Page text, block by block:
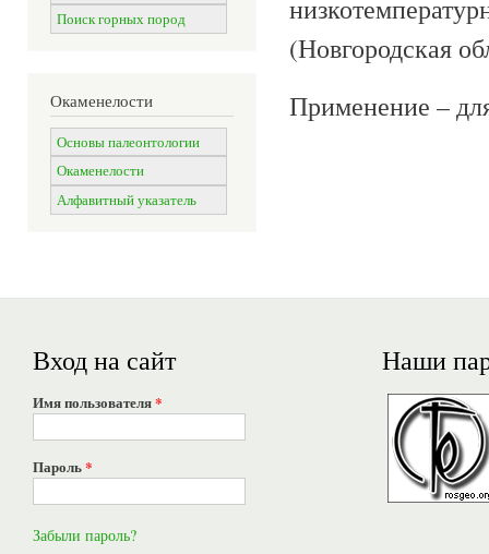
Поиск горных пород
Окаменелости
Основы палеонтологии
Окаменелости
Алфавитный указатель
(Новгородская
Применение –
Вход на сайт
Имя пользователя*
Пароль*
Забыли пароль?
Наши